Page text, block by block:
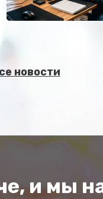
новости
и мы